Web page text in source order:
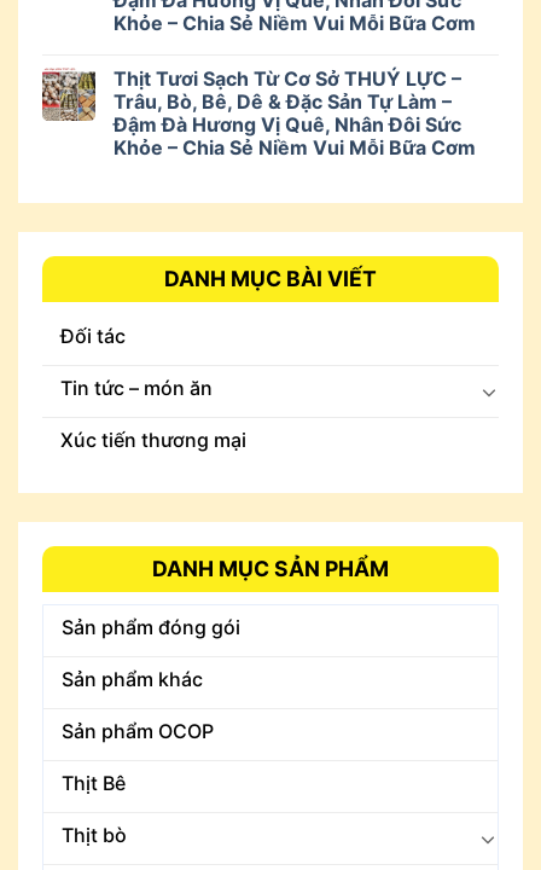
Khỏe – Chia Sẻ Niềm Vui Mỗi Bữa Cơm
Thịt Tươi Sạch Từ Cơ Sở THUÝ LỰC –
Trâu, Bò, Bê, Dê & Đặc Sản Tự Làm –
Đậm Đà Hương Vị Quê, Nhân Đôi Sức
Khỏe – Chia Sẻ Niềm Vui Mỗi Bữa Cơm
DANH MỤC BÀI VIẾT
Đối tác
Tin tức – món ăn
Xúc tiến thương mại
DANH MỤC SẢN PHẨM
Sản phẩm đóng gói
Sản phẩm khác
Sản phẩm OCOP
Thịt Bê
Thịt bò